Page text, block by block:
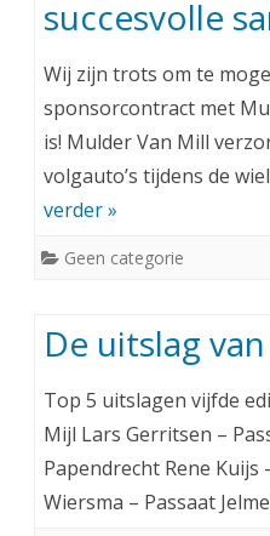
succesvolle
Wij zijn trots om te
sponsorcontract met
is! Mulder Van Mill
volgauto’s tijdens de
verder »
Geen categorie
De uitslag
Top 5 uitslagen vijfde
Mijl Lars Gerritsen –
Papendrecht Rene Kuijs
Wiersma – Passaat